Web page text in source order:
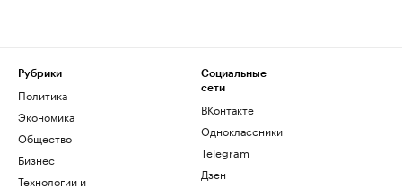
Рубрики
Политика
Экономика
Общество
Бизнес
Технологии и
Социальные
сети
ВКонтакте
Одноклассники
Telegram
Дзен